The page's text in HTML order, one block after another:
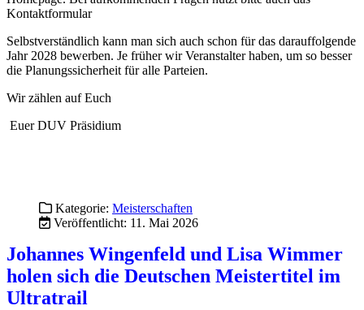
Kategorie:Meisterschaften
Veröffentlicht: 11. Mai 2026
Johannes Wingenfeld und Lisa Wimmer
holen sich die Deutschen Meistertitel im
Bei den 25. Deutschen Meisterschaften im Ultratrail in Nesselwang
gewann Johannes Wingenfeld (Ultratrailrunning Erlangen) mit
Vorsprung vor Pierre-Emmanuel Alexandre 6:37:06h (SC
Schriesheim) und Marcel Höche(Harz-Gebirgslauf Wernigerode)
in6:46:09 h. Vierter wurdeToni Seewald(SC Gaißach) in
6:51:33
h.